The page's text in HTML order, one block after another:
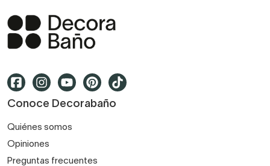
Conoce Decorabaño
Quiénes somos
Opiniones
Preguntas frecuentes